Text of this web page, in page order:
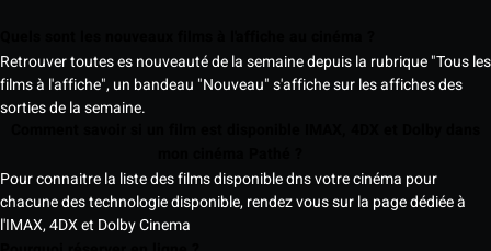
Retrouver toutes es nouveauté de la semaine depuis la rubrique "Tous les
films à l'affiche", un bandeau "Nouveau" s'affiche sur les affiches des
sorties de la semaine.
Pour connaitre la liste des films disponible dns votre cinéma pour
chacune des technologie disponible, rendez vous sur la page dédiée à
l'IMAX, 4DX et Dolby Cinema